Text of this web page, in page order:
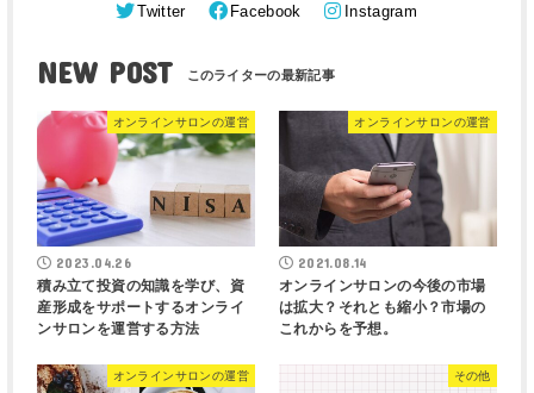
Twitter Facebook Instagram
NEW POST
オンラインサロンの運営
2023.04.26
積み立て投資の知識を学び、資
産形成をサポートするオンライ
ンサロンを運営する方法
オンラインサロンの運営
2021.08.14
オンラインサロンの今後の市場
は拡大？それとも縮小？市場の
これからを予想。
オンラインサロンの運営 その他